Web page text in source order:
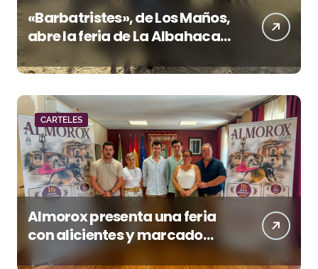
«Barbatristes», de Los Maños,
abre la feria de La Albahaca
de Huesca
CARTELES
Almorox presenta una feria
con alicientes y marcado
acento torista